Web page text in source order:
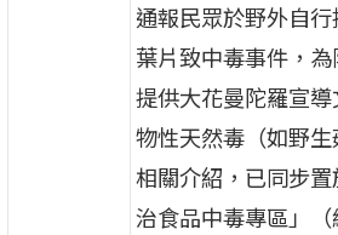
通報民眾於野外自
葉片致中毒事件，
提供大花曼陀羅宣
物性天然毒（如野
相關介紹，已同步
治食品中毒專區」